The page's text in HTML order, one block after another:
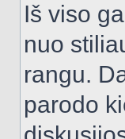
Iš viso
nuo
rangu.
parodo